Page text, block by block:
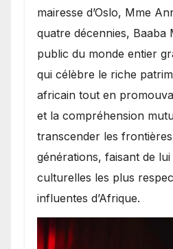
mairesse d’Oslo, Mme
quatre décennies, Baaba
public du monde entier
qui célèbre le riche
africain tout en
et la compréhension
transcender les
générations, faisant de lui
culturelles les plus
influentes d’Afrique.